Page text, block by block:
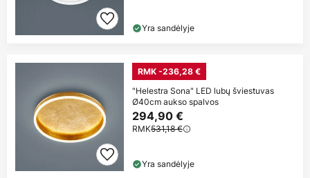
Yra sandėlyje
RMK -236,28 €
"Helestra Sona" LED lubų šviestuvas
Ø40cm aukso spalvos
294,90 €
RMK531,18 €
Yra sandėlyje